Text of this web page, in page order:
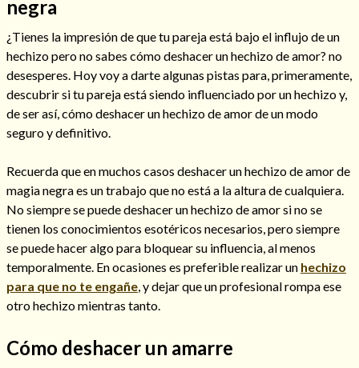
Amarre para recuperar a mi pareja
negra
¿Tienes la impresión de que tu pareja está bajo el influjo de un
hechizo pero no sabes cómo deshacer un hechizo de amor? no
desesperes. Hoy voy a darte algunas pistas para, primeramente,
descubrir si tu pareja está siendo influenciado por un hechizo y,
de ser así, cómo deshacer un hechizo de amor de un modo
seguro y definitivo.
Recuerda que en muchos casos deshacer un hechizo de amor de
magia negra es un trabajo que no está a la altura de cualquiera.
No siempre se puede deshacer un hechizo de amor si no se
tienen los conocimientos esotéricos necesarios, pero siempre
se puede hacer algo para bloquear su influencia, al menos
temporalmente. En ocasiones es preferible realizar un hechizo
para que no te engañe , y dejar que un profesional rompa ese
otro hechizo mientras tanto.
Cómo deshacer un amarre